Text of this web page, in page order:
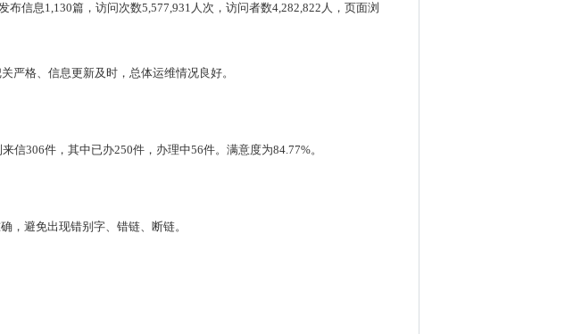
信息1,130篇，访问次数5,577,931人次，访问者数4,282,822人，页面浏
严格、信息更新及时，总体运维情况良好。
信306件，其中已办250件，办理中56件。满意度为84.77%。
，避免出现错别字、错链、断链。